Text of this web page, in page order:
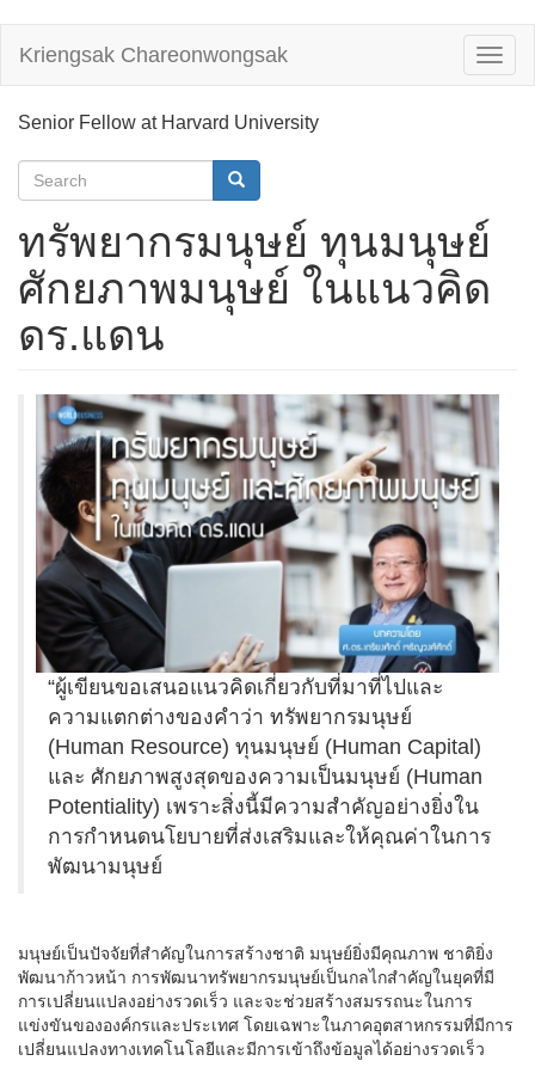
main
Kriengsak Chareonwongsak
Senior Fellow at Harvard University
Search
form
ทรัพยากรมนุษย์ ทุนมนุษย์
ศักยภาพมนุษย์ ในแนวคิด
ดร.แดน
“ผู้เขียนขอเสนอแนวคิดเกี่ยวกับที่มาที่ไปและ
ความแตกต่างของคำว่า ทรัพยากรมนุษย์
(Human Resource) ทุนมนุษย์ (Human Capital)
และ ศักยภาพสูงสุดของความเป็นมนุษย์ (Human
Potentiality) เพราะสิ่งนี้มีความสำคัญอย่างยิ่งใน
การกำหนดนโยบายที่ส่งเสริมและให้คุณค่าในการ
พัฒนามนุษย์
มนุษย์เป็นปัจจัยที่สำคัญในการสร้างชาติ มนุษย์ยิ่งมีคุณภาพ ชาติยิ่ง
พัฒนาก้าวหน้า การพัฒนาทรัพยากรมนุษย์เป็นกลไกสำคัญในยุคที่มี
การเปลี่ยนแปลงอย่างรวดเร็ว และจะช่วยสร้างสมรรถนะในการ
แข่งขันขององค์กรและประเทศ โดยเฉพาะในภาคอุตสาหกรรมที่มีการ
เปลี่ยนแปลงทางเทคโนโลยีและมีการเข้าถึงข้อมูลได้อย่างรวดเร็ว